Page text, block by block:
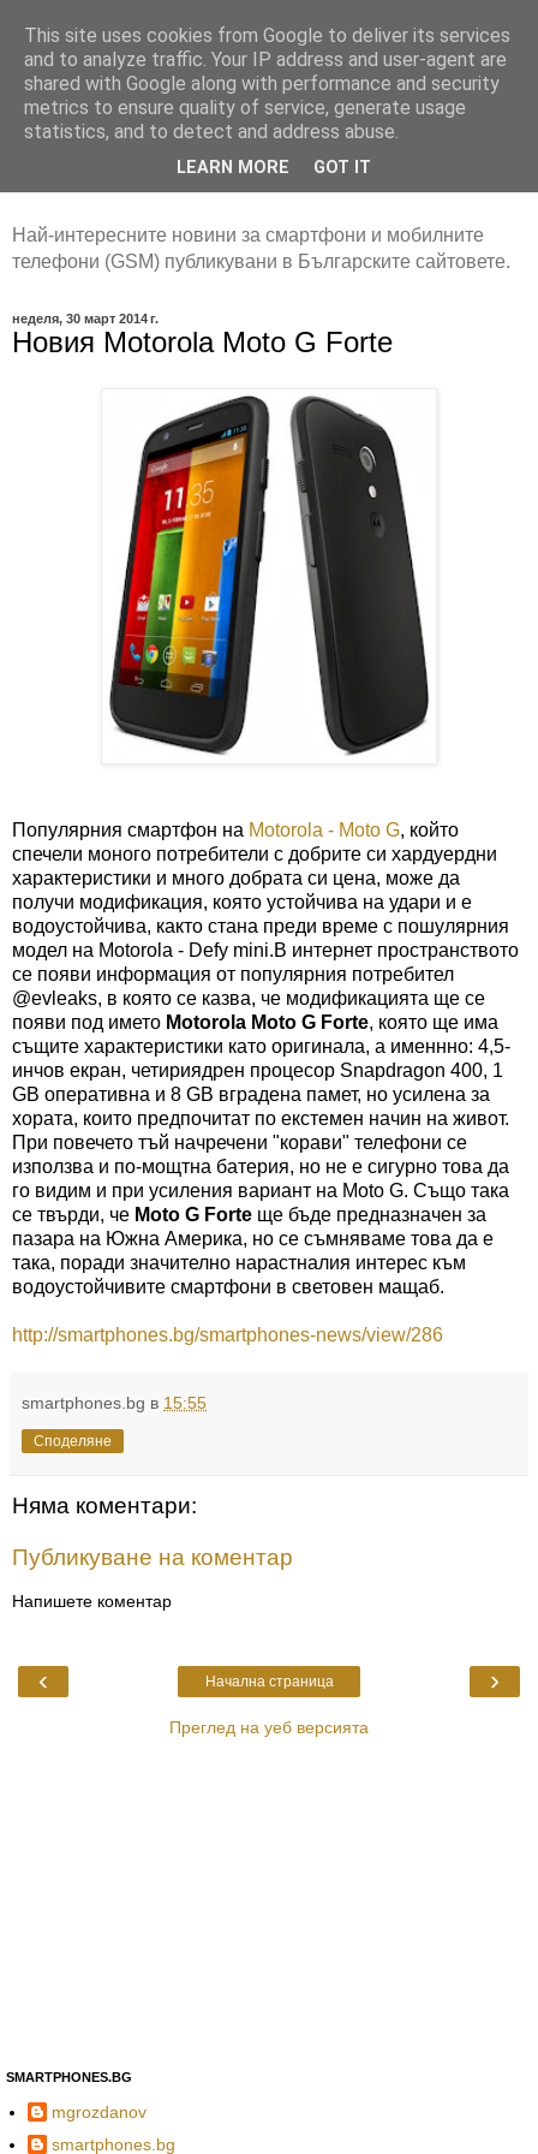
Най-интересните новини за смартфони и мобилните
телефони (GSM) публикувани в Българските сайтовете.
неделя, 30 март 2014 г.
Новия Motorola Moto G Forte
Популярния смартфон на Motorola - Moto G, който
спечели моного потребители с добрите си хардуердни
характеристики и много добрата си цена, може да
получи модификация, която устойчива на удари и е
водоустойчива, както стана преди време с пошулярния
модел на Motorola - Defy mini.В интернет пространството
се появи информация от популярния потребител
@evleaks, в която се казва, че модификацията ще се
появи под името Motorola Moto G Forte, която ще има
същите характеристики като оригинала, а именнно: 4,5-
инчов екран, четириядрен процесор Snapdragon 400, 1
GB оперативна и 8 GB вградена памет, но усилена за
хората, които предпочитат по екстемен начин на живот.
При повечето тъй начречени "корави" телефони се
използва и по-мощтна батерия, но не е сигурно това да
го видим и при усиления вариант на Moto G. Също така
се твърди, че Moto G Forte ще бъде предназначен за
пазара на Южна Америка, но се съмняваме това да е
така, поради значително нарастналия интерес към
водоустойчивите смартфони в световен мащаб.
http://smartphones.bg/smartphones-news/view/286
smartphones.bg в 15:55
Споделяне
Няма коментари:
Публикуване на коментар
Напишете коментар
‹ ›
Начална страница
Преглед на уеб версията
SMARTPHONES.BG
mgrozdanov
smartphones.bg
This site uses cookies from Google to deliver its services
and to analyze traffic. Your IP address and user-agent are
shared with Google along with performance and security
metrics to ensure quality of service, generate usage
statistics, and to detect and address abuse.
LEARN MORE GOT IT